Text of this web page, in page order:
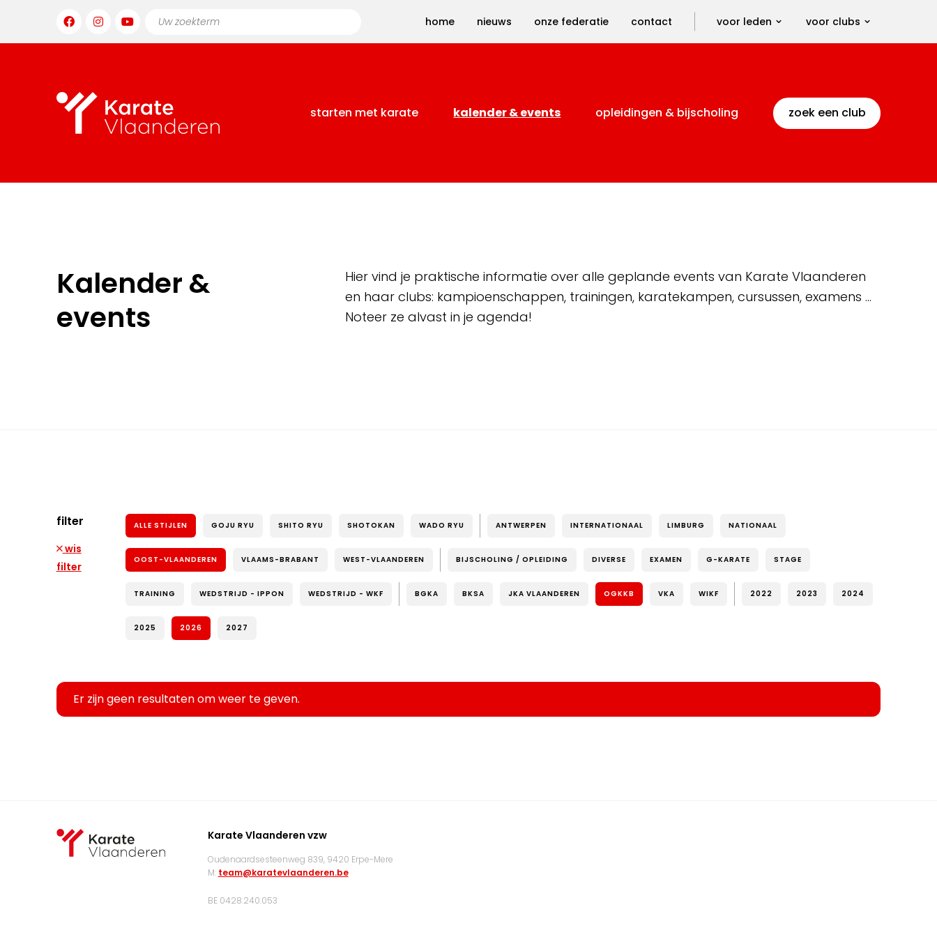
home nieuws onze federatie contact voor leden voor clubs
starten met karate kalender & events opleidingen & bijscholing zoek een club
Kalender &
events
Hier vind je praktische informatie over alle geplande events van Karate Vlaanderen
en haar clubs: kampioenschappen, trainingen, karatekampen, cursussen, examens …
Noteer ze alvast in je agenda!
filter
wis
filter
ALLE STIJLEN GOJU RYU SHITO RYU SHOTOKAN WADO RYU ANTWERPEN INTERNATIONAAL LIMBURG NATIONAAL
OOST-VLAANDEREN VLAAMS-BRABANT WEST-VLAANDEREN BIJSCHOLING / OPLEIDING DIVERSE EXAMEN G-KARATE STAGE
TRAINING WEDSTRIJD - IPPON WEDSTRIJD - WKF BGKA BKSA JKA VLAANDEREN OGKKB VKA WIKF 2022 2023 2024
2025 2026 2027
Er zijn geen resultaten om weer te geven.
Karate Vlaanderen vzw
Oudenaardsesteenweg 839, 9420 Erpe-Mere
M: team@karatevlaanderen.be
BE 0428.240.053